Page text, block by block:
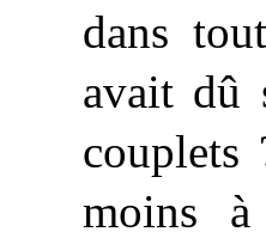
dans
avait dû
moins